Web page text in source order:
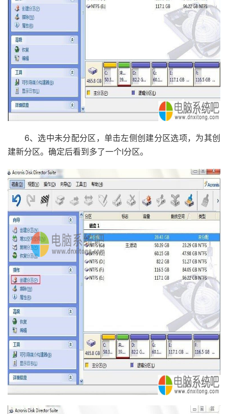
6、选中未分配分区，单击左侧创建分区选项，为其创
建新分区。确定后看到多了一个I分区。